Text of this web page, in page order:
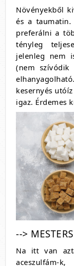
Növényekből
és a taumatin.
preferálni a
tényleg
jelenleg nem
(nem szívódik
kesernyés
igaz. Érdemes
-->
Na itt van
aceszulfám-